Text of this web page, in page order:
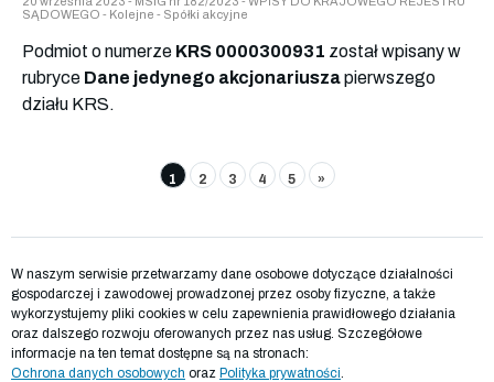
SĄDOWEGO - Kolejne - Spółki akcyjne
Podmiot o numerze KRS 0000300931 został wpisany w
rubryce Dane jedynego akcjonariuszapierwszego
działu KRS.
1 2 3 4 5 »
W naszym serwisie przetwarzamy dane osobowe dotyczące działalności
gospodarczej i zawodowej prowadzonej przez osoby fizyczne, a także
wykorzystujemy pliki cookies w celu zapewnienia prawidłowego działania
oraz dalszego rozwoju oferowanych przez nas usług. Szczegółowe
informacje na ten temat dostępne są na stronach:
Ochrona danych osobowych oraz Polityka prywatności